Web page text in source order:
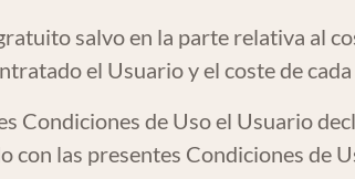
salvo en la parte relativa al
el Usuario y el coste de
Condiciones de Uso el Usuario
con las presentes Condiciones de